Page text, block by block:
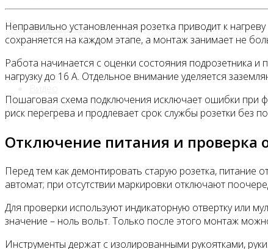
Все новости
Неправильно установленная розетка приводит к
сохраняется на каждом этапе, а монтаж занимает не
Работа начинается с оценки состояния подрозетника
нагрузку до 16 А. Отдельное внимание уделяется
Пошаговая схема подключения исключает ошибки при
риск перегрева и продлевает срок службы розетки без
Отключение питания и проверка
Перед тем как демонтировать старую розетка,
автомат; при отсутствии маркировки отключают
Для проверки используют индикаторную отвертку или
значение – ноль вольт. Только после этого монтаж
Инструменты держат с изолированными рукоятками,